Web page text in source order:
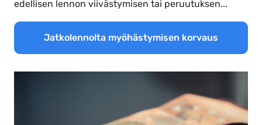
edellisen lennon viivästymisen tai peruutuksen...
Jatkolennolta myöhästymisen korvaus